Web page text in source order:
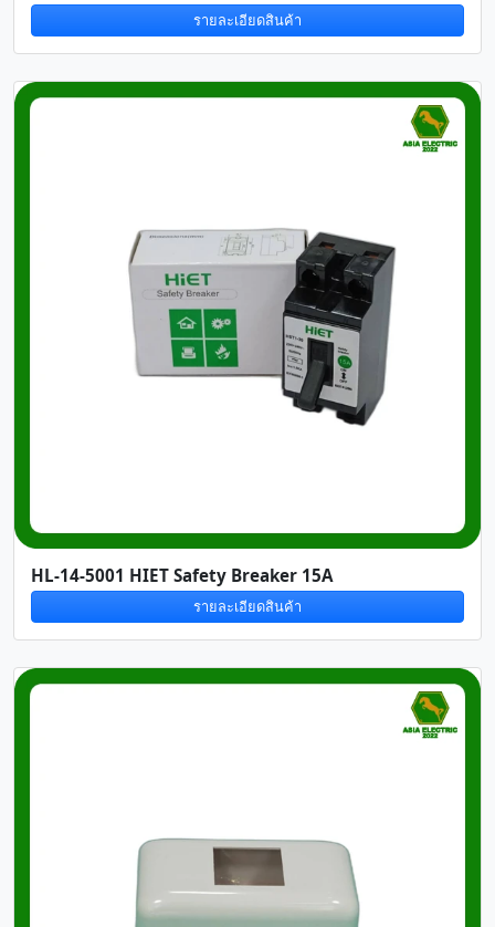
รายละเอียดสินค้า
HL-14-5001 HIET Safety Breaker 15A
รายละเอียดสินค้า